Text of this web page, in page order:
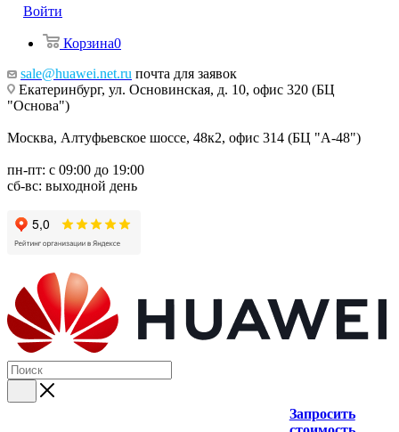
Войти
Корзина0
sale@huawei.net.ru почта для заявок
Екатеринбург, ул. Основинская, д. 10, офис 320 (БЦ
"Основа")
Москва, Алтуфьевское шоссе, 48к2, офис 314 (БЦ "А-48")
пн-пт: с 09:00 до 19:00
сб-вс: выходной день
Запросить